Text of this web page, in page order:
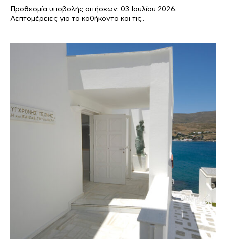
Προθεσμία υποβολής αιτήσεων: 03 Ιουλίου 2026.
Λεπτομέρειες για τα καθήκοντα και τις..